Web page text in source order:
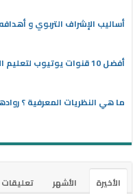
أساليب الإشراف التربوي و أهدافه
أفضل 10 قنوات يوتيوب لتعليم اللغة العربية للأطفال
ما هي النظريات المعرفية ؟
الأخيرة الأشهر تعليقات